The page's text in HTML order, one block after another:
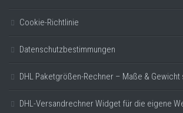
Cookie-Richtlinie
Datenschutzbestimmungen
DHL Paketgrößen-Rechner – Maße &
DHL-Versandrechner Widget für die eigene